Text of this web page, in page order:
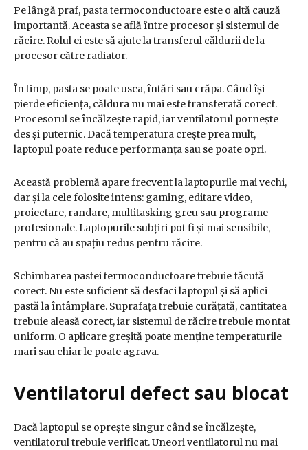
Pe lângă praf, pasta termoconductoare este o altă cauză
importantă. Aceasta se află între procesor și sistemul de
răcire. Rolul ei este să ajute la transferul căldurii de la
procesor către radiator.
În timp, pasta se poate usca, întări sau crăpa. Când își
pierde eficiența, căldura nu mai este transferată corect.
Procesorul se încălzește rapid, iar ventilatorul pornește
des și puternic. Dacă temperatura crește prea mult,
laptopul poate reduce performanța sau se poate opri.
Această problemă apare frecvent la laptopurile mai vechi,
dar și la cele folosite intens: gaming, editare video,
proiectare, randare, multitasking greu sau programe
profesionale. Laptopurile subțiri pot fi și mai sensibile,
pentru că au spațiu redus pentru răcire.
Schimbarea pastei termoconductoare trebuie făcută
corect. Nu este suficient să desfaci laptopul și să aplici
pastă la întâmplare. Suprafața trebuie curățată, cantitatea
trebuie aleasă corect, iar sistemul de răcire trebuie montat
uniform. O aplicare greșită poate menține temperaturile
mari sau chiar le poate agrava.
Ventilatorul defect sau blocat
Dacă laptopul se oprește singur când se încălzește,
ventilatorul trebuie verificat. Uneori ventilatorul nu mai